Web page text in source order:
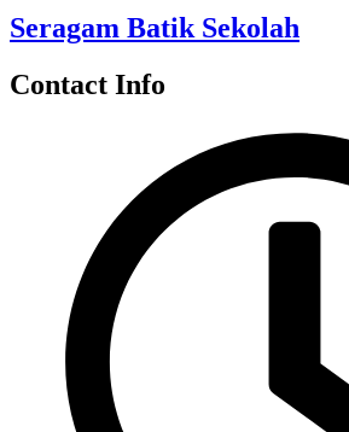
Seragam Batik Sekolah
Contact Info